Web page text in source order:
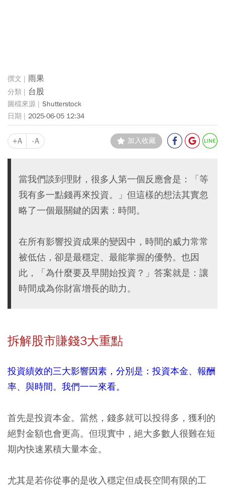
雨果
台股
Shutterstock
2025-06-05 12:34
+A -A 加入收藏
當我們談到理財，很多人第一個反應會是：「等
我有多一點錢再來投資。」但這樣的想法其實忽
略了一個最關鍵的因素：時間。
在所有影響投資成果的變因中，時間的威力常常
被低估，卻是最穩定、最能掌握的優勢。也因
此，「為什麼要及早開始投資？」答案就是：讓
時間成為你財富增長的助力。
拆解股市賺錢3大重點
投資績效的三大影響因素，分別是：投資本金、報酬
率、與時間。我們一一來看。
首先是投資本金。當然，錢多就可以投得多，獲利的
絕對金額也會更高。但現實中，絕大多數人很難在短
期內快速累積大量本金。
尤其是若你從事的是收入穩定但成長空間有限的工